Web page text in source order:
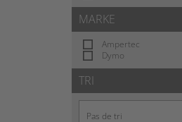
MARKE
Ampertec
Dymo
TRI